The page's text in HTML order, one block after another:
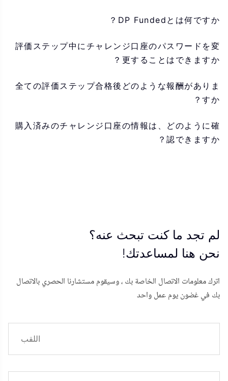
DP Fundedとは何ですか？
評価ステップ中にチャレンジ口座のパスワードを変
更することはできますか？
全ての評価ステップ合格後どのような報酬がありま
すか？
購入済みのチャレンジ口座の情報は、どのように確
認できますか？
لم تجد ما كنت تبحث عنه؟
نحن هنا لمساعدتك!
اترك معلومات الاتصال الخاصة بك ، وسيقوم مستشارنا الحصري بالاتصال
بك في غضون يوم عمل واحد